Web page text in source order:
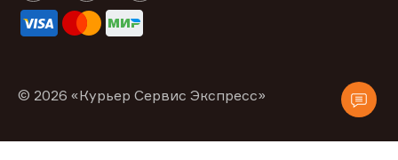
© 2026 «Курьер Сервис Экспресс»